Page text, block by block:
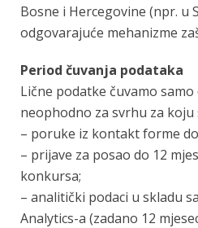
Bosne i Hercegovine (npr. u
odgovarajuće mehanizme
Period čuvanja podataka
Lične podatke čuvamo
neophodno za svrhu za
– poruke iz kontakt forme do
– prijave za posao do 12
konkursa;
– analitički podaci u skladu
Analytics-a (zadano 12